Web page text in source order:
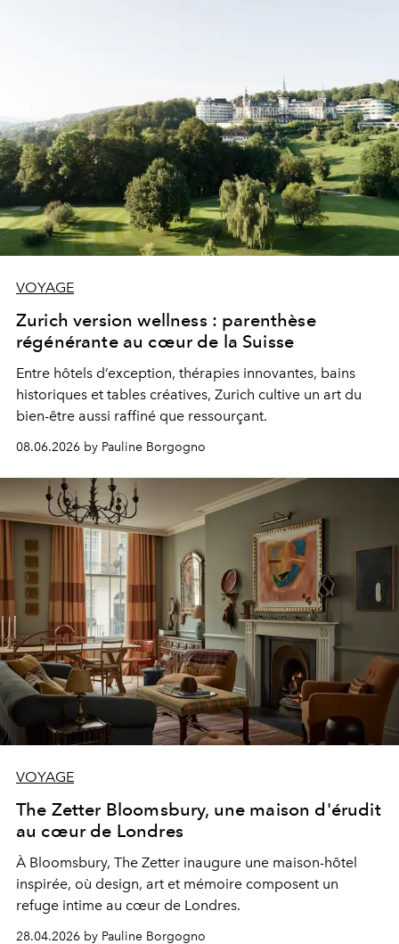
VOYAGE
Zurich version wellness : parenthèse
régénérante au cœur de la Suisse
Entre hôtels d’exception, thérapies innovantes, bains
historiques et tables créatives, Zurich cultive un art du
bien-être aussi raffiné que ressourçant.
08.06.2026 by Pauline Borgogno
VOYAGE
The Zetter Bloomsbury, une maison d'érudit
au cœur de Londres
À Bloomsbury, The Zetter inaugure une maison-hôtel
inspirée, où design, art et mémoire composent un
refuge intime au cœur de Londres.
28.04.2026 by Pauline Borgogno